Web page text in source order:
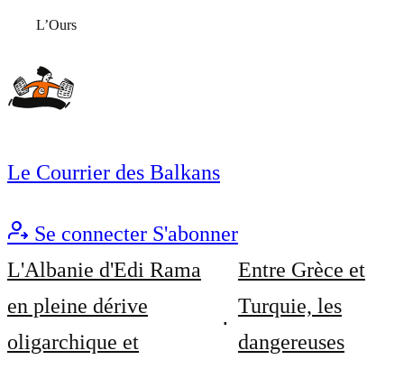
L’Ours
Le Courrier des Balkans
Se connecter S'abonner
L'Albanie d'Edi Rama
en pleine dérive
oligarchique et
Entre Grèce et
Turquie, les
dangereuses